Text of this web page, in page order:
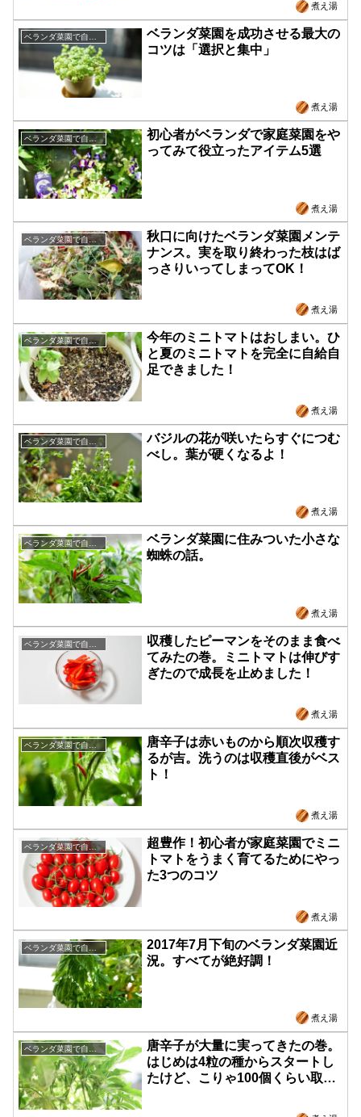
煮え湯
ベランダ菜園で自給自足
ベランダ菜園を成功させる最大の
コツは「選択と集中」
煮え湯
ベランダ菜園で自給自足
初心者がベランダで家庭菜園をや
ってみて役立ったアイテム5選
煮え湯
ベランダ菜園で自給自足
秋口に向けたベランダ菜園メンテ
ナンス。実を取り終わった枝はば
っさりいってしまってOK！
煮え湯
ベランダ菜園で自給自足
今年のミニトマトはおしまい。ひ
と夏のミニトマトを完全に自給自
足できました！
煮え湯
ベランダ菜園で自給自足
バジルの花が咲いたらすぐにつむ
べし。葉が硬くなるよ！
煮え湯
ベランダ菜園で自給自足
ベランダ菜園に住みついた小さな
蜘蛛の話。
煮え湯
収穫したピーマンをそのまま食べ
てみたの巻。ミニトマトは伸びす
ぎたので成長を止めました！
煮え湯
ベランダ菜園で自給自足
唐辛子は赤いものから順次収穫す
るが吉。洗うのは収穫直後がベス
ト！
煮え湯
ベランダ菜園で自給自足
超豊作！初心者が家庭菜園でミニ
トマトをうまく育てるためにやっ
た3つのコツ
煮え湯
ベランダ菜園で自給自足
2017年7月下旬のベランダ菜園近
況。すべてが絶好調！
煮え湯
ベランダ菜園で自給自足
唐辛子が大量に実ってきたの巻。
はじめは4粒の種からスタートし
たけど、こりゃ100個くらい取れ